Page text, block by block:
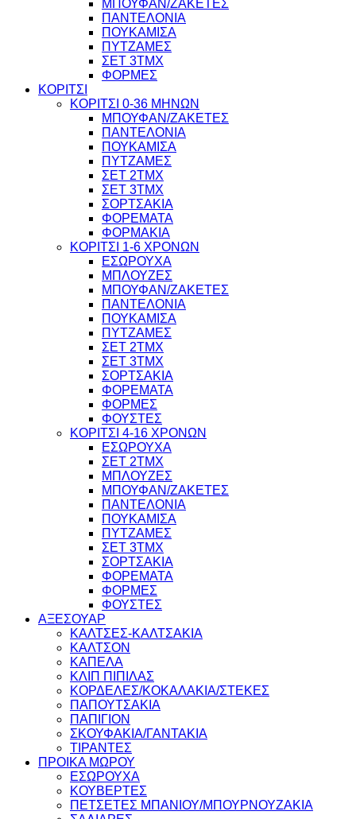
ΜΠΟΥΦΑΝ/ΖΑΚΕΤΕΣ
ΠΑΝΤΕΛΟΝΙΑ
ΠΟΥΚΑΜΙΣΑ
ΠΥΤΖΑΜΕΣ
ΣΕΤ 3ΤΜΧ
ΦΟΡΜΕΣ
ΚΟΡΙΤΣΙ
ΚΟΡΙΤΣΙ 0-36 ΜΗΝΩΝ
ΜΠΟΥΦΑΝ/ΖΑΚΕΤΕΣ
ΠΑΝΤΕΛΟΝΙΑ
ΠΟΥΚΑΜΙΣΑ
ΠΥΤΖΑΜΕΣ
ΣΕΤ 2ΤΜΧ
ΣΕΤ 3ΤΜΧ
ΣΟΡΤΣΑΚΙΑ
ΦΟΡΕΜΑΤΑ
ΦΟΡΜΑΚΙΑ
ΚΟΡΙΤΣΙ 1-6 ΧΡΟΝΩΝ
ΕΣΩΡΟΥΧΑ
ΜΠΛΟΥΖΕΣ
ΜΠΟΥΦΑΝ/ΖΑΚΕΤΕΣ
ΠΑΝΤΕΛΟΝΙΑ
ΠΟΥΚΑΜΙΣΑ
ΠΥΤΖΑΜΕΣ
ΣΕΤ 2ΤΜΧ
ΣΕΤ 3ΤΜΧ
ΣΟΡΤΣΑΚΙΑ
ΦΟΡΕΜΑΤΑ
ΦΟΡΜΕΣ
ΦΟΥΣΤΕΣ
ΚΟΡΙΤΣΙ 4-16 ΧΡΟΝΩΝ
ΕΣΩΡΟΥΧΑ
ΣΕΤ 2ΤΜΧ
ΜΠΛΟΥΖΕΣ
ΜΠΟΥΦΑΝ/ΖΑΚΕΤΕΣ
ΠΑΝΤΕΛΟΝΙΑ
ΠΟΥΚΑΜΙΣΑ
ΠΥΤΖΑΜΕΣ
ΣΕΤ 3ΤΜΧ
ΣΟΡΤΣΑΚΙΑ
ΦΟΡΕΜΑΤΑ
ΦΟΡΜΕΣ
ΦΟΥΣΤΕΣ
ΑΞΕΣΟΥΑΡ
ΚΑΛΤΣΕΣ-ΚΑΛΤΣΑΚΙΑ
ΚΑΛΤΣΟΝ
ΚΑΠΕΛΑ
ΚΛΙΠ ΠΙΠΙΛΑΣ
ΚΟΡΔΕΛΕΣ/ΚΟΚΑΛΑΚΙΑ/ΣΤΕΚΕΣ
ΠΑΠΟΥΤΣΑΚΙΑ
ΠΑΠΙΓΙΟΝ
ΣΚΟΥΦΑΚΙΑ/ΓΑΝΤΑΚΙΑ
ΤΙΡΑΝΤΕΣ
ΠΡΟΙΚΑ ΜΩΡΟΥ
ΕΣΩΡΟΥΧΑ
ΚΟΥΒΕΡΤΕΣ
ΠΕΤΣΕΤΕΣ ΜΠΑΝΙΟΥ/ΜΠΟΥΡΝΟΥΖΑΚΙΑ